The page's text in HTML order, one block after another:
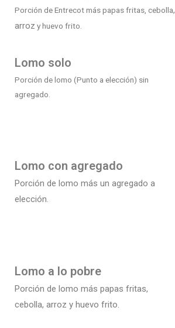
Porción de Entrecot más papas fritas, cebolla,
arroz y huevo frito.
Lomo solo
Porción de lomo (Punto a elección) sin
agregado.
Lomo con agregado
Porción de lomo más un agregado a
elección.
Lomo a lo pobre
Porción de lomo más papas fritas,
cebolla, arroz y huevo frito.